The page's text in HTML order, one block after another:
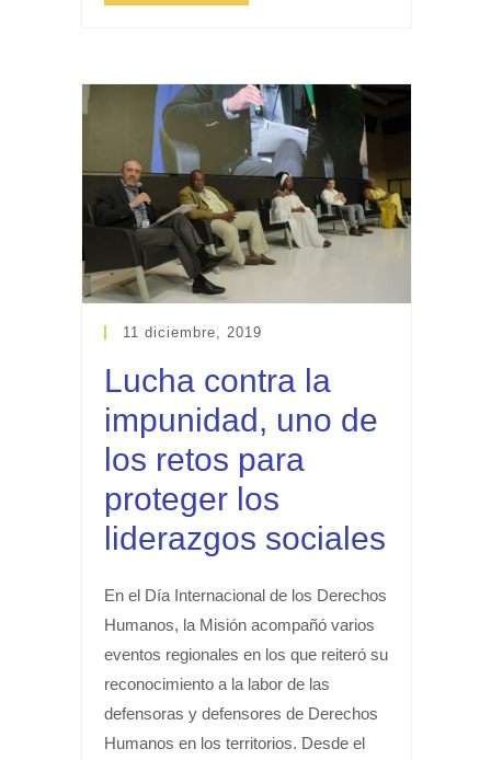
11 diciembre, 2019
Lucha contra la
impunidad, uno de
los retos para
proteger los
liderazgos sociales
En el Día Internacional de los Derechos
Humanos, la Misión acompañó varios
eventos regionales en los que reiteró su
reconocimiento a la labor de las
defensoras y defensores de Derechos
Humanos en los territorios. Desde el